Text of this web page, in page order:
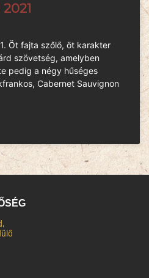
Öt fajta szőlő, öt karakter
szövetség, amelyben
pedig a négy hűséges
Cabernet Sauvignon